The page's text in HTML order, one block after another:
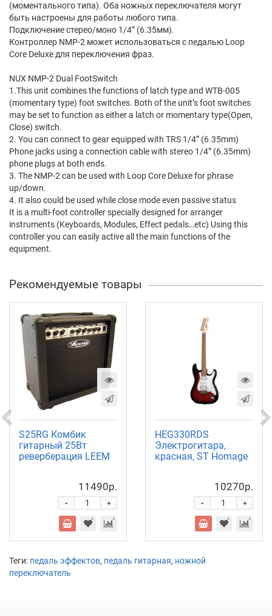
(моментального типа). Оба ножных переключателя могут
быть настроены для работы любого типа.
Подключение стерео/моно 1/4” (6.35мм).
Контроллер NMP-2 может использоваться с педалью Loop
Core Deluxe для переключения фраз.
NUX NMP-2 Dual FootSwitch
1.This unit combines the functions of latch type and WTB-005
(momentary type) foot switches. Both of the unit’s foot switches
may be set to function as either a latch or momentary type(Open,
Close) switch.
2. You can connect to gear equipped with TRS 1/4” (6.35mm)
Phone jacks using a connection cable with stereo 1/4” (6.35mm)
phone plugs at both ends.
3. The NMP-2 can be used with Loop Core Deluxe for phrase
up/down.
4. It also could be used while close mode even passive status
It is a multi-foot controller specially designed for arranger
instruments (Keyboards, Modules, Effect pedals…etc) Using this
controller you can easily active all the main functions of the
equipment.
Рекомендуемые товары
S25RG Комбик
гитарный 25Вт
реверберация LEEM
11490р.
+
-
HEG330RDS
Электрогитара,
красная, ST Homage
10270р.
+
-
Теги: педаль эффектов, педаль гитарная, ножной
переключатель